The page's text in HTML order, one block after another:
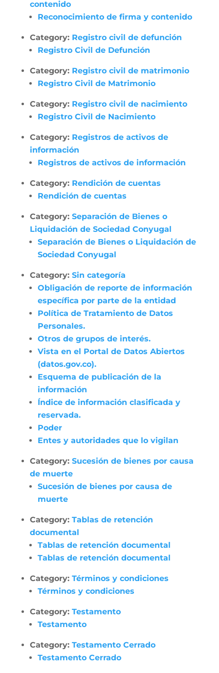
contenido
Reconocimiento de firma y contenido
Category: Registro civil de defunción
Registro Civil de Defunción
Category: Registro civil de matrimonio
Registro Civil de Matrimonio
Category: Registro civil de nacimiento
Registro Civil de Nacimiento
Category: Registros de activos de
información
Registros de activos de información
Category: Rendición de cuentas
Rendición de cuentas
Category: Separación de Bienes o
Liquidación de Sociedad Conyugal
Separación de Bienes o Liquidación de
Sociedad Conyugal
Category: Sin categoría
Obligación de reporte de información
específica por parte de la entidad
Política de Tratamiento de Datos
Personales.
Otros de grupos de interés.
Vista en el Portal de Datos Abiertos
(datos.gov.co).
Esquema de publicación de la
información
Índice de información clasificada y
reservada.
Poder
Entes y autoridades que lo vigilan
Category: Sucesión de bienes por causa
de muerte
Sucesión de bienes por causa de
muerte
Category: Tablas de retención
documental
Tablas de retención documental
Tablas de retención documental
Category: Términos y condiciones
Términos y condiciones
Category: Testamento
Testamento
Category: Testamento Cerrado
Testamento Cerrado